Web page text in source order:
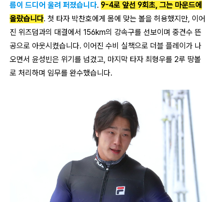
름이 드디어 울려 퍼졌습니다. 9-4로 앞선 9회초, 그는 마운드에
올랐습니다. 첫 타자 박찬호에게 몸에 맞는 볼을 허용했지만, 이어
진 위즈덤과의 대결에서 156km의 강속구를 선보이며 중견수 뜬
공으로 아웃시켰습니다. 이어진 수비 실책으로 더블 플레이가 나
오면서 윤성빈은 위기를 넘겼고, 마지막 타자 최형우를 2루 땅볼
로 처리하며 임무를 완수했습니다.